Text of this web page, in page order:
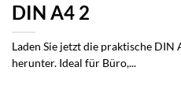
DIN A4 2
Laden Sie jetzt die praktische DIN
herunter. Ideal für Büro,...